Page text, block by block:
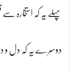
پہلے یہ کہ
دوسرے یہ کہ دل و